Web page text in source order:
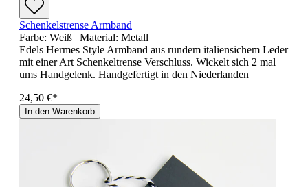
Schenkelstrense Armband
Farbe: Weiß | Material: Metall
Edels Hermes Style Armband aus rundem italiensichem Leder
mit einer Art Schenkeltrense Verschluss. Wickelt sich 2 mal
ums Handgelenk. Handgefertigt in den Niederlanden
24,50 €*
In den Warenkorb